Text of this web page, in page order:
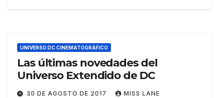
UNIVERSO DC CINEMATOGRÁFICO
Las últimas novedades del
Universo Extendido de DC
30 DE AGOSTO DE 2017 MISS LANE